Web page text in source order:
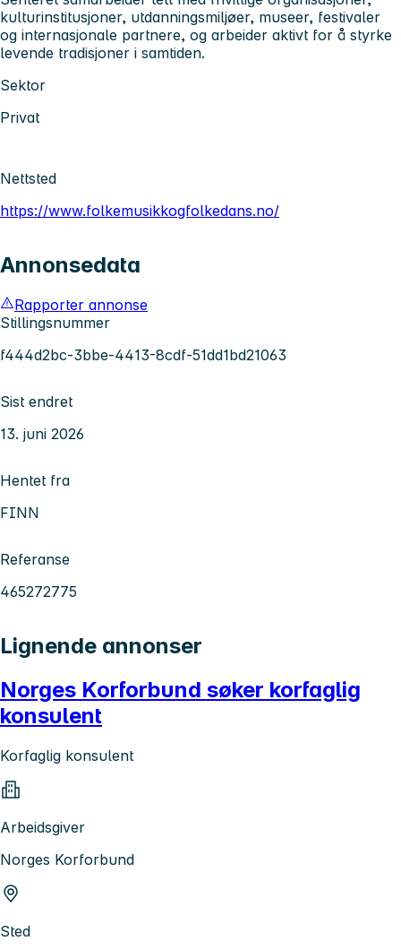
kulturinstitusjoner, utdanningsmiljøer, museer, festivaler
og internasjonale partnere, og arbeider aktivt for å styrke
levende tradisjoner i samtiden.
Sektor
Privat
Nettsted
https://www.folkemusikkogfolkedans.no/
Annonsedata
Rapporter annonse
Stillingsnummer
f444d2bc-3bbe-4413-8cdf-51dd1bd21063
Sist endret
13. juni 2026
Hentet fra
FINN
Referanse
465272775
Lignende annonser
Norges Korforbund søker korfaglig
konsulent
Korfaglig konsulent
Arbeidsgiver
Norges Korforbund
Sted